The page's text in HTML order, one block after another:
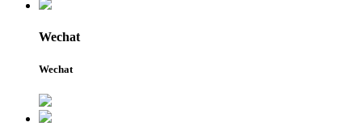
Wechat
Wechat